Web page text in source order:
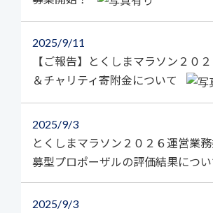
2025 9/11
【ご報告】とくしまマラソン２０
＆チャリティ寄附金について
2025 9/3
とくしまマラソン２０２６運営業
募型プロポーザルの評価結果につい
2025 9/3